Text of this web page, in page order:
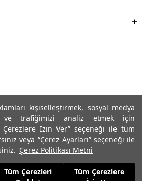
kişiselleştirmek, sosyal medya
ve trafiğimizi analiz etmek için
Çerezlere İzin Ver” seçeneği ile tüm
veya “Çerez Ayarları” seçeneği ile
Çerez Politikası Metni
Tüm Çerezleri
Tüm Çerezlere
Saklıdır, İzinsiz kullanılamaz